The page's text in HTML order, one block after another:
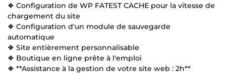
❖ Configuration de WP FATEST CACHE pour la vitesse de
chargement du site
❖ Configuration d'un module de sauvegarde
automatique
❖ Site entièrement personnalisable
❖ Boutique en ligne prête à l'emploi
❖ **Assistance à la gestion de votre site web : 2h**